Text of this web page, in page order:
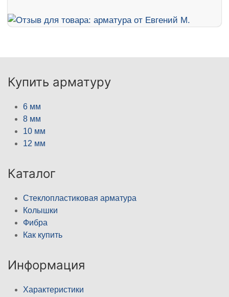
Купить арматуру
6 мм
8 мм
10 мм
12 мм
Каталог
Стеклопластиковая арматура
Колышки
Фибра
Как купить
Информация
Характеристики